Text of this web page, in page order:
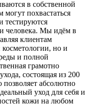
в собственной
похвастаться
тестируются
человека. Мы идём в
клиентам
косметологии, но и
и полной
грамотно
состоящая из 200
позволяет абсолютно
уход для себя и
кожи на любом